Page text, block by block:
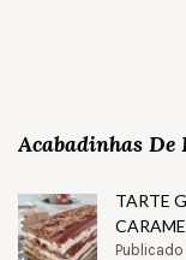
Acabadinhas De
TARTE